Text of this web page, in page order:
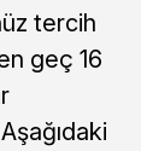
tercih
geç 16